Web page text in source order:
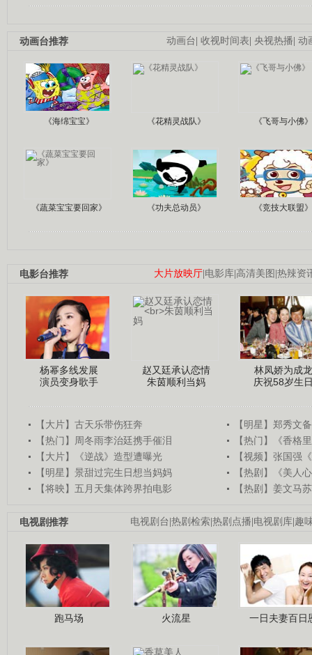
动画台| 收视时间表| 央视热播| 动
动画台推荐
《海绵宝宝》 《花精灵战队》 《飞哥与小佛》
《蔬菜宝宝要回家》 《功夫总动员》 《竞技大联盟》
大片放映厅|电影库|高清美图 |热辣资
电影台推荐
杨幂多线发展
演员变身歌手
赵又廷承认恋情
朱茵顺利当妈
林凤娇为成龙
庆祝58岁生
【大片】古天乐带伤狂奔
【明星】郑秀文
【热门】周冬雨李治廷携手催泪
【热门】《香格
【大片】《逆战》造型遭曝光
【视频】张国强
【明星】景甜过完生日想当妈妈
【热剧】《美人
【将映】五月天集体跨界拍电影
【热剧】姜文马
电视剧台|热剧检索|热剧点播|电视剧库|趣
电视剧推荐
跑马场 火流星 一日夫妻百日